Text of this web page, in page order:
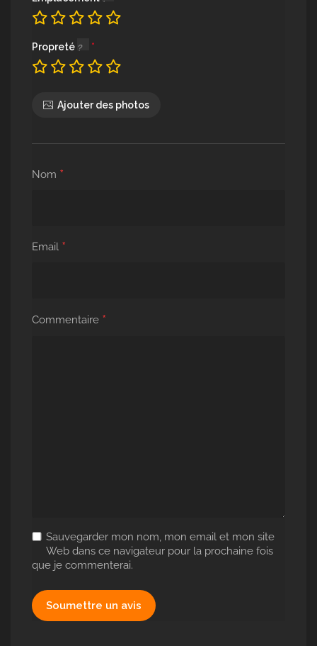
Propreté
Ajouter des photos
Nom *
Email *
Commentaire *
Sauvegarder mon nom, mon email et mon site
Web dans ce navigateur pour la prochaine fois
que je commenterai.